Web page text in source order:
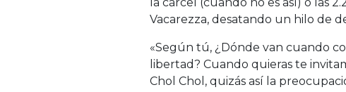
Vacarezza, desatando un hilo de
«Según tú, ¿Dónde van cuando
libertad? Cuando quieras te
Chol Chol, quizás así la